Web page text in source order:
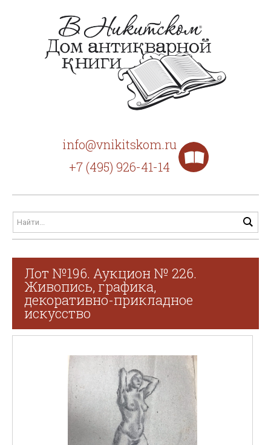
info@vnikitskom.ru
+7 (495) 926-41-14
Лот №196. Аукцион № 226.
Живопись, графика,
декоративно-прикладное
искусство